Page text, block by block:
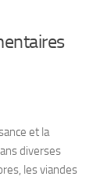
et la
diverses
les viandes